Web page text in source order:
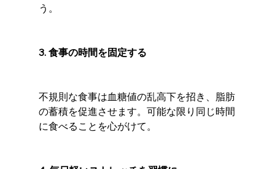
う。
3. 食事の時間を固定する
不規則な食事は血糖値の乱高下を招き、脂肪
の蓄積を促進させます。可能な限り同じ時間
に食べることを心がけて。